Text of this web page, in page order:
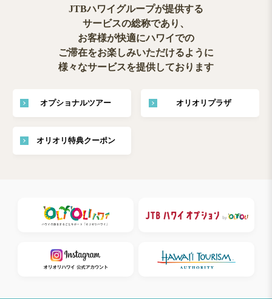
JTBハワイグループが提供する
サービスの総称であり、
お客様が快適にハワイでの
ご滞在をお楽しみいただけるように
様々なサービスを提供しております
オプショナルツアー オリオリプラザ
オリオリ特典クーポン